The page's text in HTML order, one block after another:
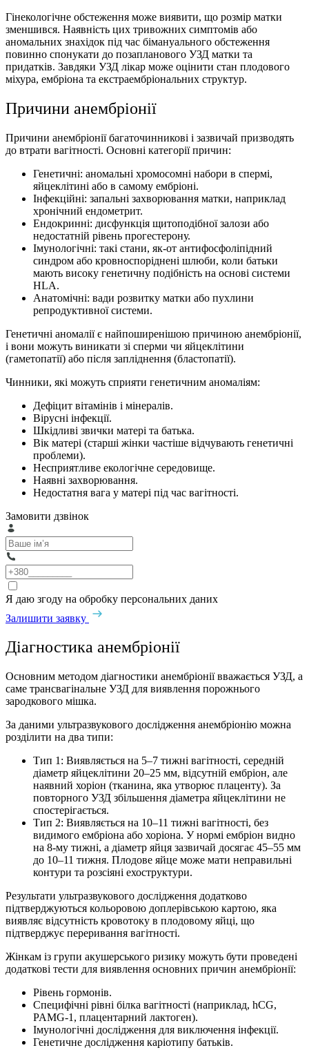
Гiнекологiчне обстеження може виявити, що розмір матки
зменшився. Наявність цих тривожних симптомів або
аномальних знахідок під час бімануального обстеження
повинно спонукати до позапланового УЗД матки та
придатків. Завдяки УЗД лікар може оцінити стан плодового
міхура, ембріона та екстраембріональних структур.
Причини анембріонії
Причини анембріонії багаточинникові і зазвичай призводять
до втрати вагітності. Основні категорії причин:
Генетичні: аномальні хромосомні набори в спермі,
яйцеклітині або в самому ембріоні.
Інфекційні: запальні захворювання матки, наприклад
хронічний ендометрит.
Ендокринні: дисфункція щитоподібної залози або
недостатній рівень прогестерону.
Імунологічні: такі стани, як-от антифосфоліпідний
синдром або кровноспоріднені шлюби, коли батьки
мають високу генетичну подібність на основі системи
HLA.
Анатомічні: вади розвитку матки або пухлини
репродуктивної системи.
Генетичні аномалії є найпоширенішою причиною анембріонії,
і вони можуть виникати зі сперми чи яйцеклітини
(гаметопатії) або після запліднення (бластопатії).
Чинники, які можуть сприяти генетичним аномаліям:
Дефіцит вітамінів і мінералів.
Вірусні інфекції.
Шкідливі звички матері та батька.
Вік матері (старші жінки частіше відчувають генетичні
проблеми).
Несприятливе екологічне середовище.
Наявні захворювання.
Недостатня вага у матері під час вагітності.
Замовити дзвінок
Я даю згоду на обробку персональних даних
Залишити заявку
Діагностика анембріонії
Основним методом діагностики анембріонії вважається УЗД, а
саме трансвагінальне УЗД для виявлення порожнього
зародкового мішка.
За даними ультразвукового дослідження анембріонію можна
розділити на два типи:
Тип 1: Виявляється на 5–7 тижні вагітності, середній
діаметр яйцеклітини 20–25 мм, відсутній ембріон, але
наявний хоріон (тканина, яка утворює плаценту). За
повторного УЗД збільшення діаметра яйцеклітини не
спостерігається.
Тип 2: Виявляється на 10–11 тижні вагітності, без
видимого ембріона або хоріона. У нормі ембріон видно
на 8-му тижні, а діаметр яйця зазвичай досягає 45–55 мм
до 10–11 тижня. Плодове яйце може мати неправильні
контури та розсіяні ехоструктури.
Результати ультразвукового дослідження додатково
підтверджуються кольоровою доплерівською картою, яка
виявляє відсутність кровотоку в плодовому яйці, що
підтверджує переривання вагітності.
Жінкам із групи акушерського ризику можуть бути проведені
додаткові тести для виявлення основних причин анембріонії:
Рівень гормонів.
Специфічні рівні білка вагітності (наприклад, hCG,
PAMG-1, плацентарний лактоген).
Імунологічні дослідження для виключення інфекції.
Генетичне дослідження каріотипу батьків.